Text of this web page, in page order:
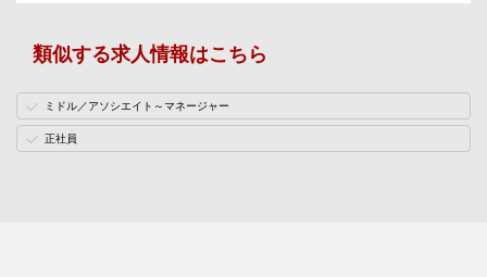
類似する求人情報はこちら
ミドル／アソシエイト～マネージャー
正社員